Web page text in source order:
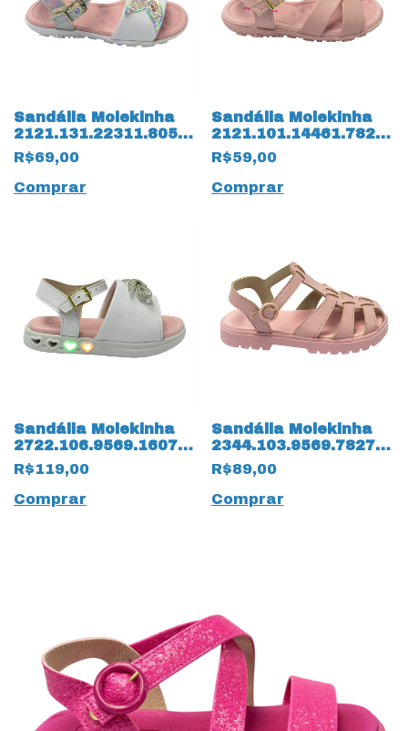
Sandália Molekinha
2121.131.22311.80574
Glitter 14260 Branco
R$69,00
Comprar
Sandália Molekinha
2121.101.14461.78276
Verniz Napa Turim
14259 Rosa
R$59,00
Comprar
Sandália Molekinha
2722.106.9569.16072
Napa Turim com LED
14258 Branco
R$119,00
Comprar
Sandália Molekinha
2344.103.9569.78276
Napa Turim 14231
Rosa
R$89,00
Comprar